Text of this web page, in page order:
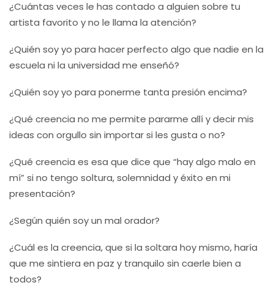
¿Cuántas veces le has contado a alguien sobre tu
artista favorito y no le llama la atención?
¿Quién soy yo para hacer perfecto algo que nadie en la
escuela ni la universidad me enseñó?
¿Quién soy yo para ponerme tanta presión encima?
¿Qué creencia no me permite pararme allí y decir mis
ideas con orgullo sin importar si les gusta o no?
¿Qué creencia es esa que dice que “hay algo malo en
mí” si no tengo soltura, solemnidad y éxito en mi
presentación?
¿Según quién soy un mal orador?
¿Cuál es la creencia, que si la soltara hoy mismo, haría
que me sintiera en paz y tranquilo sin caerle bien a
todos?